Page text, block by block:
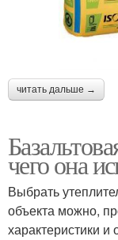
читать дальше →
чего она
Выбрать
объекта можно,
характеристики